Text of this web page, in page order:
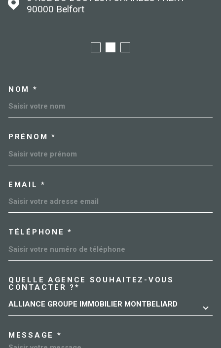
90000
Belfort
NOM *
PRÉNOM *
EMAIL *
TÉLÉPHONE *
QUELLE AGENCE SOUHAITEZ-VOUS
CONTACTER ?*
ALLIANCE GROUPE IMMOBILIER MONTBELIARD
MESSAGE *